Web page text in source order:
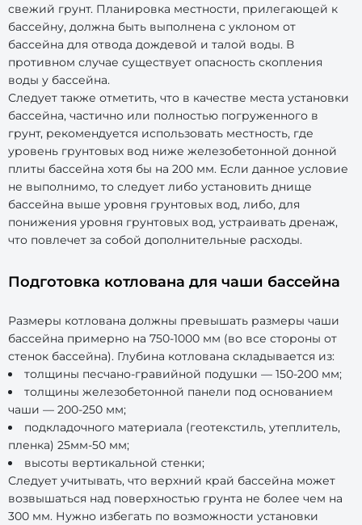
свежий грунт. Планировка местности, прилегающей к
бассейну, должна быть выполнена с уклоном от
бассейна для отвода дождевой и талой воды. В
противном случае существует опасность скопления
воды у бассейна.
Следует также отметить, что в качестве места установки
бассейна, частично или полностью погруженного в
грунт, рекомендуется использовать местность, где
уровень грунтовых вод ниже железобетонной донной
плиты бассейна хотя бы на 200 мм. Если данное условие
не выполнимо, то следует либо установить днище
бассейна выше уровня грунтовых вод, либо, для
понижения уровня грунтовых вод, устраивать дренаж,
что повлечет за собой дополнительные расходы.
Подготовка котлована для чаши бассейна
Размеры котлована должны превышать размеры чаши
бассейна примерно на 750-1000 мм (во все стороны от
стенок бассейна). Глубина котлована складывается из:
толщины песчано-гравийной подушки — 150-200 мм;
толщины железобетонной панели под основанием
чаши — 200-250 мм;
подкладочного материала (геотекстиль, утеплитель,
пленка) 25мм-50 мм;
высоты вертикальной стенки;
Следует учитывать, что верхний край бассейна может
возвышаться над поверхностью грунта не более чем на
300 мм. Нужно избегать по возможности установки